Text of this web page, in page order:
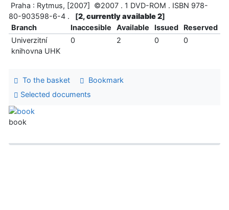
Praha : Rytmus, [2007] ©2007 . 1 DVD-ROM . ISBN 978-
80-903598-6-4 .
[2, currently available 2]
Branch
Inaccesible Available Issued
Reserved
Univerzitní
knihovna UHK
0 2 0 0
To the basket
Bookmark
Selected documents
book